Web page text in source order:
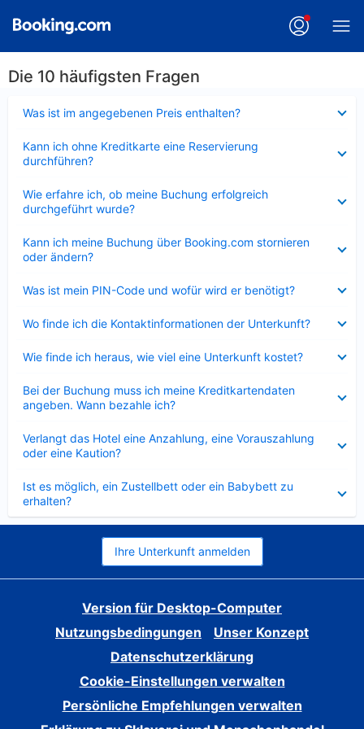
Die 10 häufigsten Fragen
Was ist im angegebenen Preis enthalten?
Kann ich ohne Kreditkarte eine Reservierung
durchführen?
Wie erfahre ich, ob meine Buchung erfolgreich
durchgeführt wurde?
Kann ich meine Buchung über Booking.com stornieren
oder ändern?
Was ist mein PIN-Code und wofür wird er benötigt?
Wo finde ich die Kontaktinformationen der Unterkunft?
Wie finde ich heraus, wie viel eine Unterkunft kostet?
Bei der Buchung muss ich meine Kreditkartendaten
angeben. Wann bezahle ich?
Verlangt das Hotel eine Anzahlung, eine Vorauszahlung
oder eine Kaution?
Ist es möglich, ein Zustellbett oder ein Babybett zu
erhalten?
Ihre Unterkunft anmelden
Version für Desktop-Computer
Nutzungsbedingungen
Unser Konzept
Datenschutzerklärung
Cookie-Einstellungen verwalten
Persönliche Empfehlungen verwalten